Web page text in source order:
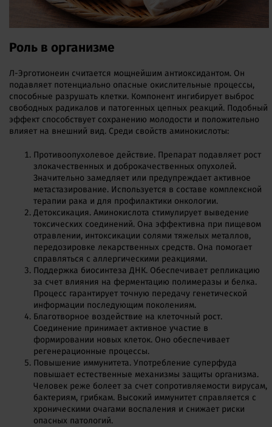
Роль в организме
Л-Эрготионеин считается мощнейшим антиоксидантом. Он
подавляет потенциально опасные окислительные процессы,
способные разрушать клетки. Компонент ингибирует выброс
свободных радикалов и патогенных цепных реакций. Подобный
эффект способствует сохранению молодости и положительно
влияет на внешний вид. Среди свойств аминокислоты:
Противоопухолевое действие. Препарат подавляет рост
злокачественных и доброкачественных опухолей.
Значительно замедляет или предупреждает активное
метастазирование. Используется в составе комплексной
терапии рака и для профилактики онкологии.
Детоксикация. Аминокислота стимулирует выведение
токсических соединений. Она эффективна при пищевом
отравлении, интоксикации солями тяжелых металлов,
передозировке лекарственных средств. Она помогает
справляться с аллергическими реакциями.
Поддержка биосинтеза ДНК. Обеспечивает репликацию
за счет влияния на ферментацию полимеразы и белка.
Процесс гарантирует точную передачу генетической
информации последующим поколениям.
Благотворное воздействие на клеточный рост.
Соединение принимает активное участие в
формировании новых клеток. Оно обеспечивает
регенерационные процессы.
Повышение иммунитета. Употребление суперфуда
повышает естественные механизмы защиты организма.
Человек реже болеет за счет сопротивляемости вирусам,
бактериям, грибкам. Высокий иммунитет справляется с
хроническими очагами воспаления и снижает риски
опасных патологий.